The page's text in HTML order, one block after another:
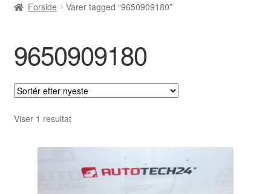
Betalinger
Kasse
Klage
Klageprocedure
Kontakte
Forside Varer tagged “9650909180”
9650909180
Viser 1 resultat